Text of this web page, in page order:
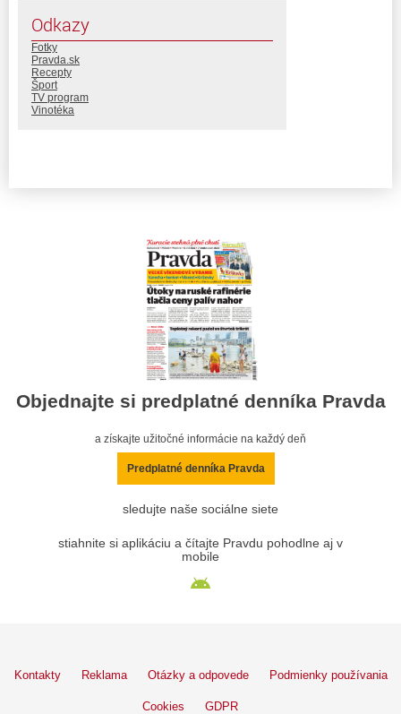
Odkazy
Fotky
Pravda.sk
Recepty
Šport
TV program
Vinotéka
Objednajte si predplatné denníka Pravda
a získajte užitočné informácie na každý deň
Predplatné denníka Pravda
sledujte naše sociálne siete
stiahnite si aplikáciu a čítajte Pravdu pohodlne aj v
mobile
Kontakty Reklama Otázky a odpovede Podmienky používania
Cookies GDPR